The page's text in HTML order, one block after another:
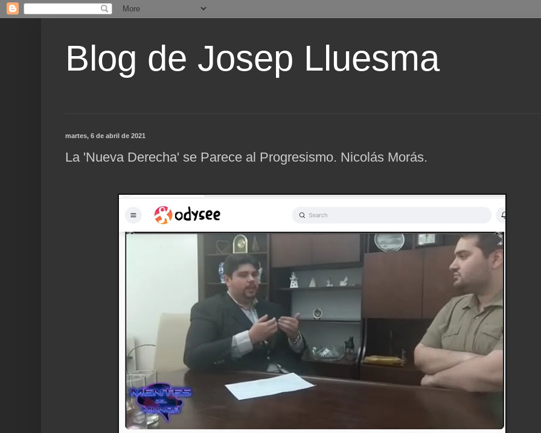
Blog de Josep Lluesma
martes, 6 de abril de 2021
La 'Nueva Derecha' se Parece al Progresismo. Nicolás Morás.